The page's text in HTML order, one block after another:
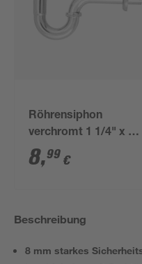
Röhrensiphon
verchromt 1 1/4" x 32
mm
8,99 €
Beschreibung
8 mm starkes